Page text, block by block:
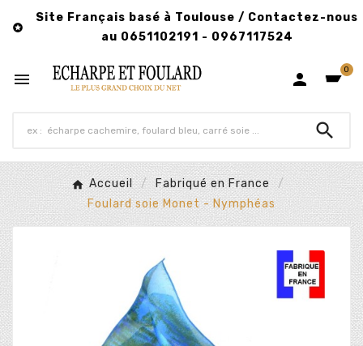

Site Français basé à Toulouse / Contactez-nous
au 0651102191 - 0967117524
  0

Accueil
Fabriqué en France
Foulard soie Monet - Nymphéas